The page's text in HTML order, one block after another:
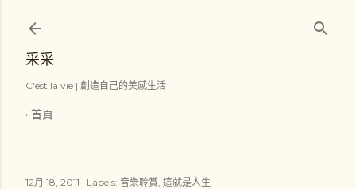
采采
C'est la vie | 創造自己的美感生活
首頁
12月 18, 2011 Labels: 音樂聆賞 這就是人生